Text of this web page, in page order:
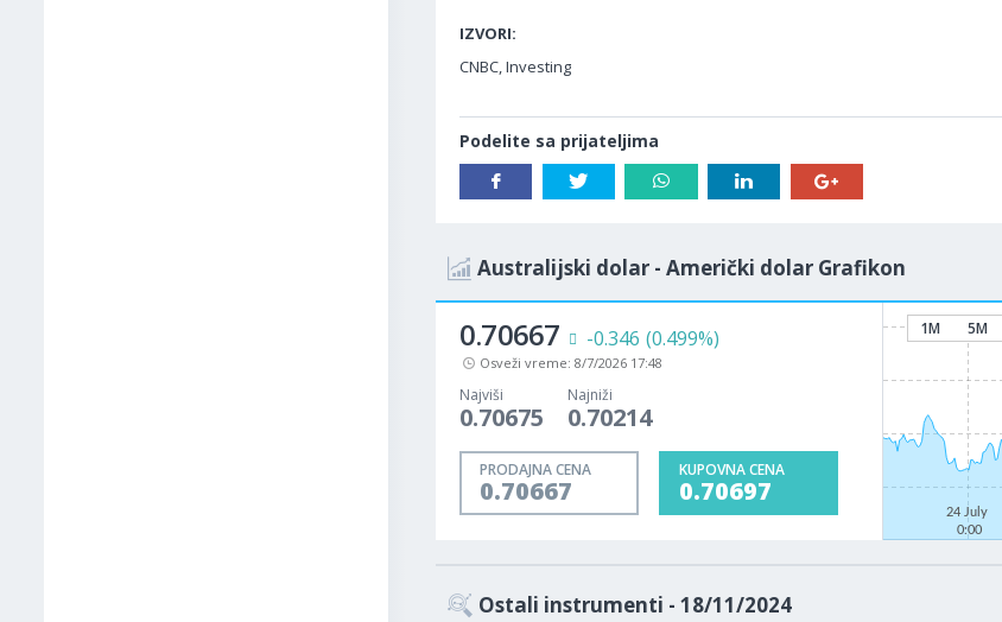
IZVORI:
CNBC, Investing
Podelite sa prijateljima
Australijski dolar - Američki dolar Grafikon
0.70667 -0.346 (0.499%)
Osveži vreme: 8/7/2026 17:48
Najviši
0.70675
Najniži
0.70214
PRODAJNA CENA
0.70667
KUPOVNA CENA
0.70697
1M 5M
24 July
0:00
Ostali instrumenti - 18/11/2024